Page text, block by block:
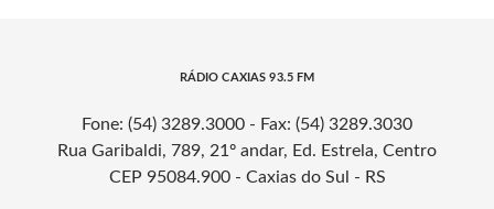
RÁDIO CAXIAS 93.5 FM
Fone: (54) 3289.3000 - Fax: (54) 3289.3030
Rua Garibaldi, 789, 21º andar, Ed. Estrela, Centro
CEP 95084.900 - Caxias do Sul - RS